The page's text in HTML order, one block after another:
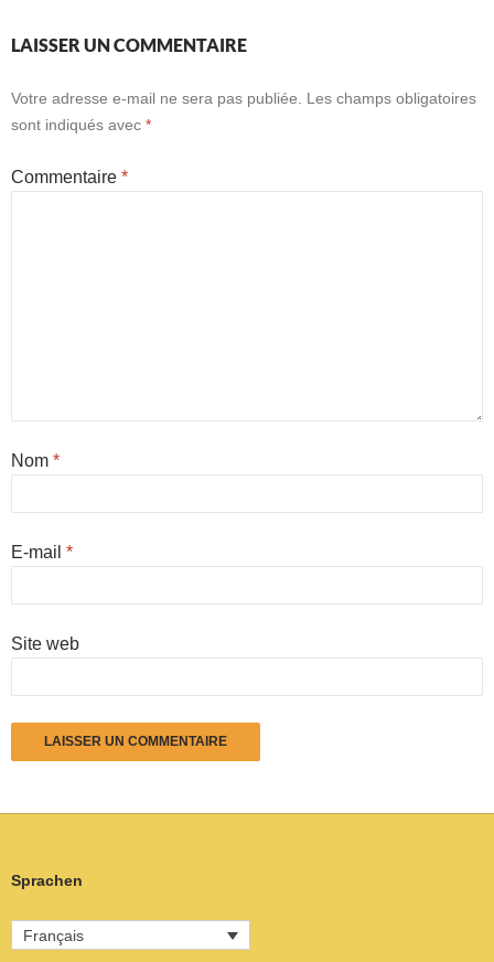
LAISSER UN COMMENTAIRE
Votre adresse e-mail ne sera pas publiée.
Les champs obligatoires
sont indiqués avec *
Commentaire *
Nom *
E-mail *
Site web
Sprachen
Français